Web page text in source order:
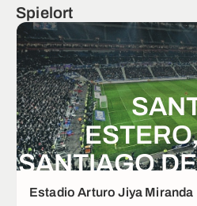
Spielort
SANTIAGO
Estadio Arturo Jiya Miranda